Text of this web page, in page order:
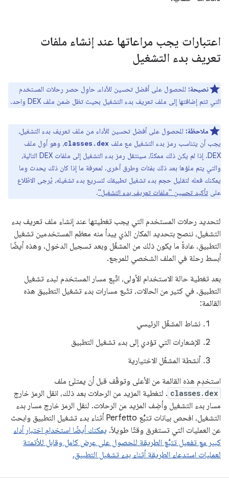
اعتبارات يجب مراعاتها عند إنشاء ملفات
تعريف بدء التشغيل
نصيحة: للحصول على أفضل تحسين للأداء، حاوِل حصر رحلات المستخدم
التي تتم إضافتها إلى ملف تعريف بدء التشغيل بحيث تظل ضمن ملف DEX واحد.
ملاحظة: للحصول على أفضل تحسين للأداء من ملف تعريف بدء التشغيل،
يجب أن يتناسب رمز بدء التشغيل مع ملف classes.dex، وهو أول ملف
DEX. إذا لم يكن ذلك ممكنًا، سينتقل رمز بدء التشغيل إلى ملفات DEX التالية،
والتي يتم ملؤها بعد ذلك بفئات وطرق أخرى. لمعرفة ما إذا كان ذلك يحدث وما
يمكنك فعله لتقليل حجم بدء تشغيل تطبيقك لتسريع بدء تشغيله، يُرجى الاطّلاع
على تأكيد تحسين "ملفات تعريف بدء التشغيل".
لتحديد رحلات المستخدم التي يجب تغطيتها عند إنشاء ملف تعريف بدء
التشغيل، ننصح بتحديد المكان الذي يبدأ منه معظم المستخدمين تشغيل
التطبيق. عادةً ما يكون ذلك من المشغّل وبعد تسجيل الدخول. وهذه أيضًا
أبسط رحلة في الملف الشخصي للمرجع.
بعد تغطية حالة الاستخدام الأولى، اتّبِع مسار المستخدم لبدء تشغيل
التطبيق. في كثير من الحالات، تتّبع مسارات بدء تشغيل التطبيق هذه
القائمة:
نشاط المشغّل الرئيسي
الإشعارات التي تؤدي إلى بدء تشغيل التطبيق
أنشطة المشغّل الاختيارية
استخدِم هذه القائمة من الأعلى وتوقّف قبل أن يمتلئ ملف
classes.dex . لتغطية المزيد من الرحلات بعد ذلك، انقل الرمز خارج
مسار بدء التشغيل وأضِف المزيد من الرحلات. لنقل الرمز خارج مسار بدء
التشغيل، افحص بيانات تتبُّع Perfetto أثناء بدء تشغيل التطبيق وابحث
عن العمليات التي تستغرق وقتًا طويلاً. يمكنك أيضًا استخدام اختبار أداء
كبير مع تفعيل تتبُّع الطريقة للحصول على عرض كامل وقابل للأتمتة
لعمليات استدعاء الطريقة أثناء بدء تشغيل التطبيق.